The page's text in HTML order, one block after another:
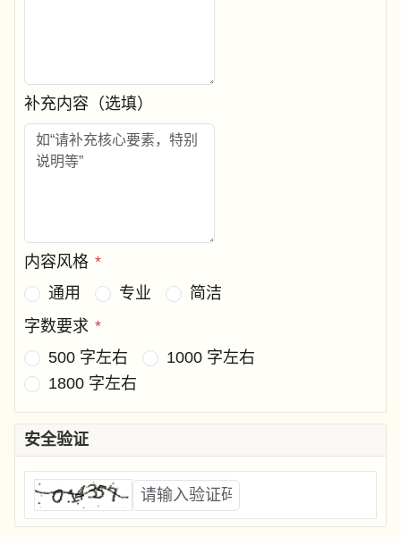
补充内容（选填）
内容风格 *
通用
专业
简洁
字数要求 *
500 字左右
1000 字左右
1800 字左右
安全验证